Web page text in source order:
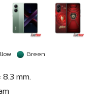
Green
8.3 mm.